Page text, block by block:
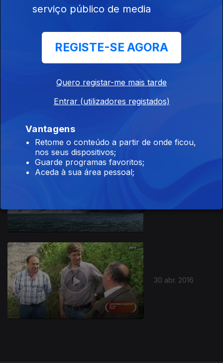
07 mai. 2016
30 abr. 2016
233777
serviço público de media
REGISTE-SE AGORA
Quero registar-me mais tarde
Entrar (utilizadores registados)
Vantagens
Retome o conteúdo a partir de onde ficou,
nos seus dispositivos;
Guarde programas favoritos;
Aceda à sua área pessoal;